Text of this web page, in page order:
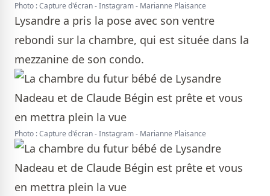
Photo : Capture d'écran - Instagram - Marianne Plaisance
Lysandre a pris la pose avec son ventre
rebondi sur la chambre, qui est située dans la
mezzanine de son condo.
Photo : Capture d'écran - Instagram - Marianne Plaisance